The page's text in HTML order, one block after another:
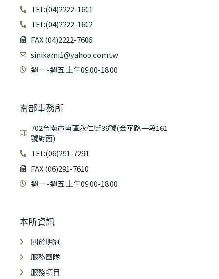
TEL:(04)2222-1601
TEL:(04)2222-1602
FAX:(04)2222-7606
sinikami1@yahoo.com.tw
週一 -週五 上午09:00-18:00
南部事務所
702台南市南區永仁街39號(金華路一段161
號對面)
TEL:(06)291-7291
FAX:(06)291-7610
週一 -週五 上午09:00-18:00
本所資訊
關於明冠
服務團隊
服務項目